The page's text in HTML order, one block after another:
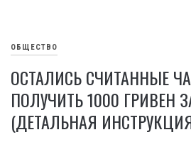
ОБЩЕСТВО
ОСТАЛИСЬ СЧИТАННЫЕ
ПОЛУЧИТЬ 1000 ГРИВЕН
(ДЕТАЛЬНАЯ